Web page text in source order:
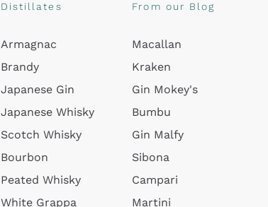
Distillates
Armagnac
Brandy
Japanese Gin
Japanese Whisky
Scotch Whisky
Bourbon
Peated Whisky
White Grappa
From our Blog
Macallan
Kraken
Gin Mokey's
Bumbu
Gin Malfy
Sibona
Campari
Martini